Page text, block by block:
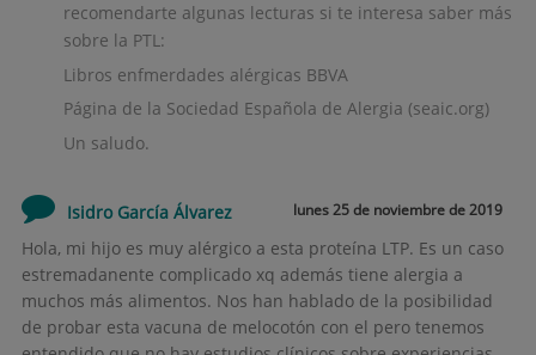
recomendarte algunas lecturas si te interesa saber más
sobre la PTL:
Libros enfmerdades alérgicas BBVA
Página de la Sociedad Española de Alergia (seaic.org)
Un saludo.
Isidro García Álvarez lunes 25 de noviembre de 2019
Hola, mi hijo es muy alérgico a esta proteína LTP. Es un caso
estremadanente complicado xq además tiene alergia a
muchos más alimentos. Nos han hablado de la posibilidad
de probar esta vacuna de melocotón con el pero tenemos